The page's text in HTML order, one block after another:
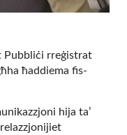
Pubbliċi rreġistrat
ħaddiema fis-
hija ta’